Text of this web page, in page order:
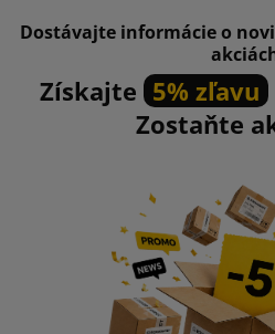
Dostávajte informácie o
Získajte 5% zľavu
Zostaňte